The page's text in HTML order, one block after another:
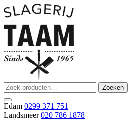
Ga
naar
de
inhoud
Slagerij Taam
slager
Zoeken
naar:
Zoeken
Edam 0299 371 751
Landsmeer 020 786 1878